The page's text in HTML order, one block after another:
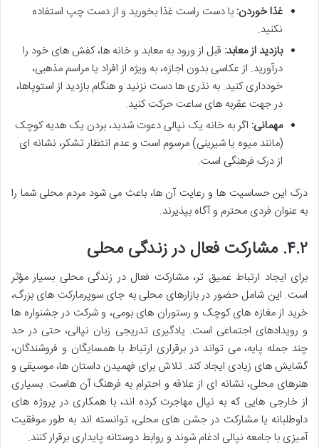
غذا خوردن: با دست راست غذا بخورید و از دست چپ استفاده
نکنید.
بازدید از معابد: قبل از ورود به معابد و خانه ها، کفش های خود را
درآورید. از عکاسی بدون اجازه، به ویژه از افراد یا مراسم مذهبی،
خودداری کنید. به نذری ها دست نزنید و هنگام بازدید از استوپاها،
در جهت عقربه های ساعت حرکت کنید.
مهمانی: اگر به خانه یک نپالی دعوت شدید، بردن یک هدیه کوچک
(مانند میوه یا شیرینی) مرسوم است و عدم انتظار تشکر، نشانه ای
از درک فرهنگی است.
درک این حساسیت ها و رعایت آن ها، باعث می شود مردم محلی شما را
به عنوان فردی محترم و آگاه بپذیرند.
۴.۲. مشارکت فعال در زندگی محلی
برای ایجاد ارتباط عمیق تر، مشارکت فعال در زندگی محلی بسیار مؤثر
است. این شامل حضور در بازارهای محلی به جای سوپرمارکت های بزرگ،
خرید از مغازه های کوچک و رستوران های بومی، و شرکت در جشنواره ها
و رویدادهای اجتماعی است. یادگیری تدریجی زبان نپالی، حتی در حد
چند جمله پایه، می تواند در برقراری ارتباط با همسایگان و فروشندگان،
گشایش های زیادی ایجاد کند. تلاش برای فهمیدن داستان ها، موسیقی و
هنرهای محلی، نشانه ای از علاقه و احترام به فرهنگ آن هاست. بسیاری
از خارجی هایی که به نپال مهاجرت کرده اند، با همکاری در پروژه های
داوطلبانه یا مشارکت در جشن های محلی، توانسته اند به طور موفقیت
آمیزی با جامعه نپالی ادغام شوند و روابط دوستانه پایداری برقرار کنند.